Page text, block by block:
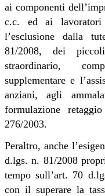
ai componenti
c.c. ed ai lavoratori
l’esclusione dalla
81/2008, dei
straordinario,
supplementare e
anziani, agli
formulazione
276/2003.
Peraltro, anche
d.lgs. n. 81/2008
tempo sull’art. 70
con il superare la